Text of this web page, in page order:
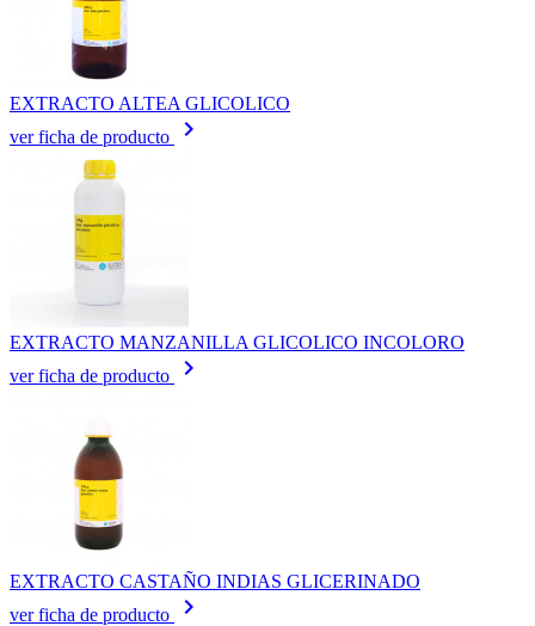
EXTRACTO ALTEA GLICOLICO
ver ficha de producto
keyboard_arrow_right
EXTRACTO MANZANILLA GLICOLICO INCOLORO
ver ficha de producto
keyboard_arrow_right
EXTRACTO CASTAÑO INDIAS GLICERINADO
ver ficha de producto
keyboard_arrow_right